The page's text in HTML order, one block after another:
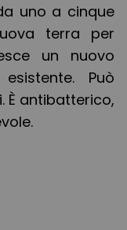
uno a cinque
terra per
un nuovo
Può
È antibatterico,